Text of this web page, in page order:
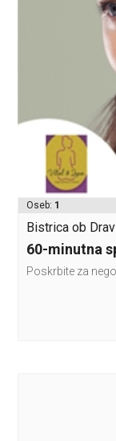
Oseb: 1
Bistrica ob
60-minutna
Poskrbite za